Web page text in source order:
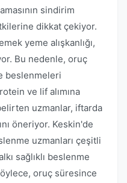
sindirim
dikkat çekiyor.
yeme alışkanlığı,
Bu nedenle, oruç
beslenmeleri
ve lif alımına
uzmanlar, iftarda
öneriyor. Keskin'de
uzmanları çeşitli
sağlıklı beslenme
oruç süresince